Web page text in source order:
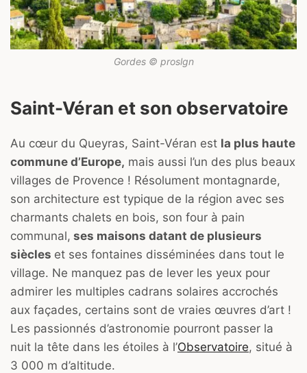
Gordes © proslgn
Saint-Véran et son observatoire
Au cœur du Queyras, Saint-Véran est la plus haute
commune d’Europe, mais aussi l’un des plus beaux
villages de Provence ! Résolument montagnarde,
son architecture est typique de la région avec ses
charmants chalets en bois, son four à pain
communal, ses maisons datant de plusieurs
siècles et ses fontaines disséminées dans tout le
village. Ne manquez pas de lever les yeux pour
admirer les multiples cadrans solaires accrochés
aux façades, certains sont de vraies œuvres d’art !
Les passionnés d’astronomie pourront passer la
nuit la tête dans les étoiles à l’Observatoire, situé à
3 000 m d’altitude.